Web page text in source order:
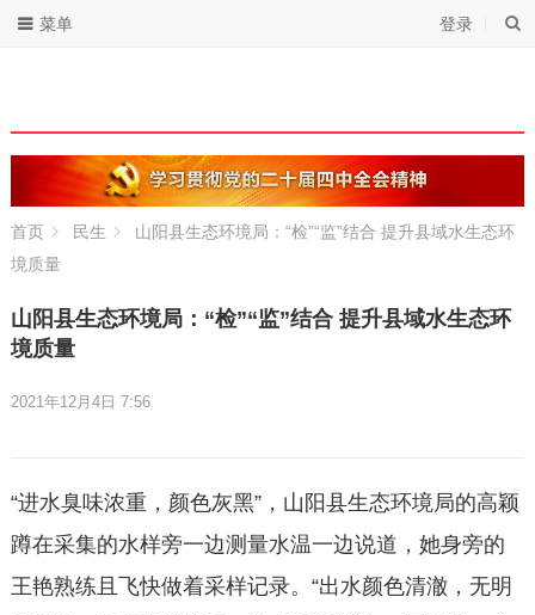
登录
菜单
首页 民生
山阳县生态环境局：“检”“监”结合 提升县域水生态环
境质量
山阳县生态环境局：“检”“监”结合 提升县域水生态环
境质量
2021年12月4日 7:56
“进水臭味浓重，颜色灰黑”，山阳县生态环境局的高颖
蹲在采集的水样旁一边测量水温一边说道，她身旁的
王艳熟练且飞快做着采样记录。“出水颜色清澈，无明